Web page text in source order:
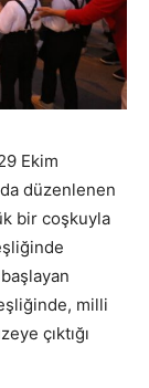
Ekim
düzenlenen
bir coşkuyla
milli
çıktığı